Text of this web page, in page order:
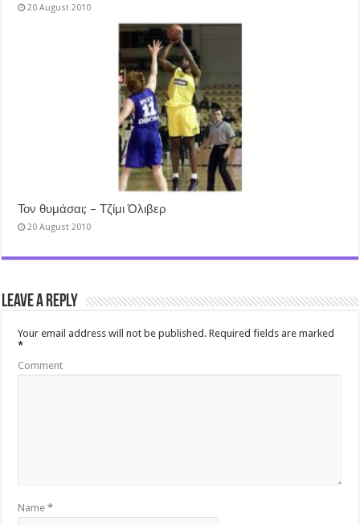
20 August 2010
Τον θυμάσαι; – Τζίμι Όλιβερ
20 August 2010
Leave a Reply
Your email address will not be published. Required fields are marked
*
Comment
Name*